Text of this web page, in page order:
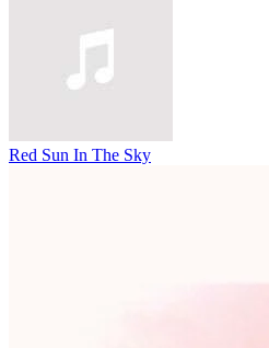
Red Sun In The Sky